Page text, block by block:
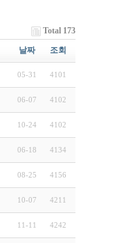
Total 173
날짜 조회
05-31 4101
06-07 4102
10-24 4102
06-18 4134
08-25 4156
10-07 4211
11-11 4242